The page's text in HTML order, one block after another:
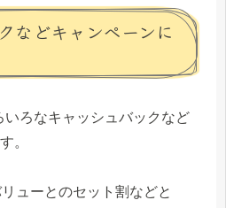
などキャンペーンに
いろなキャッシュバックなど
。
ューとのセット割などと